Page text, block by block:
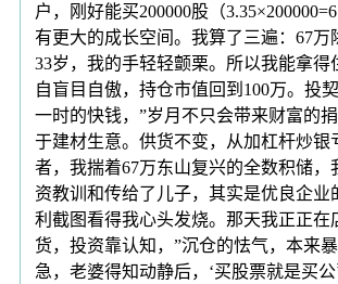
户，刚好能买200000股（
有更大的成长空间。我算了三遍：67万
33岁，我的手轻轻颤栗。所以我能拿得
自盲目自傲，持仓市值回到100万。投
一时的快钱，”岁月不只会带来财富的
于建材生意。供货不变，从加杠杆炒银
者，我揣着67万东山复兴的全数积储，
资教训和传给了儿子，其实是优良企业
利截图看得我心头发烧。那天我正正在
货，投资靠认知，”沉仓的怯气，本来
急，老婆得知动静后，‘买股票就是买